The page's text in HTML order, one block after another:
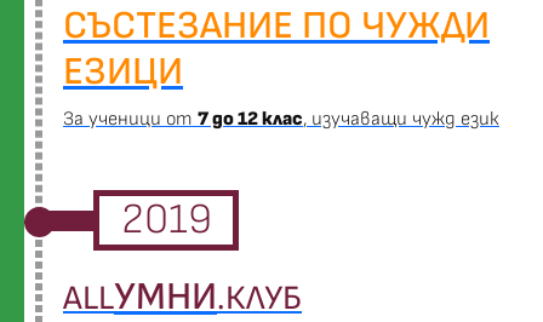
СЪСТЕЗАНИЕ ПО ЧУЖДИ
ЕЗИЦИ
За ученици от 7 до 12 клас, изучаващи чужд език
2019
ALLУМНИ.КЛУБ